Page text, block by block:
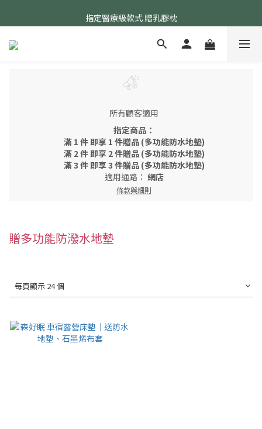
24小時AI智能客服
指定醫療級款式 贈乳膠枕
24小時AI智能客服
所有顧客適用
指定商品：
滿 1 件 即享 1 件贈品 (多功能防水地墊)
滿 2 件 即享 2 件贈品 (多功能防水地墊)
滿 3 件 即享 3 件贈品 (多功能防水地墊)
適用通路： 網店
條款與細則
贈多功能防潑水地墊
每頁顯示 24 個